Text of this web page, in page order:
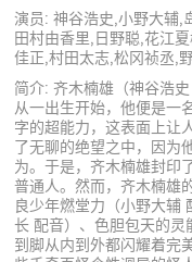
演员: 神谷浩史,小野大辅,
田村由香里,日野聪,花江
佳正,村田太志,松冈祯丞,
简介: 齐木楠雄（神谷浩
从一出生开始，他便是一
字的超能力，这表面上让
了无聊的绝望之中，因为
为。于是，齐木楠雄封印
普通人。然而，齐木楠雄
良少年燃堂力（小野大辅
长 配音）、色胆包天的
到脚从内到外都闪耀着完